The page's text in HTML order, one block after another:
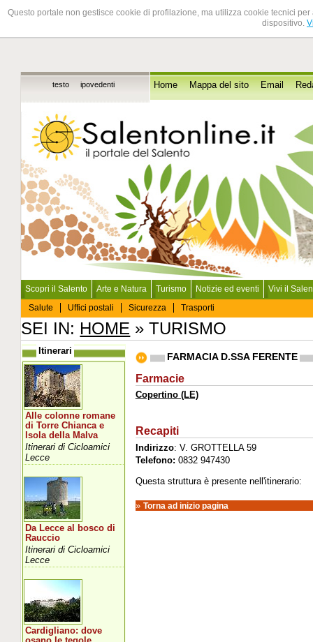
Questo portale non gestisce cookie di profilazione, ma utilizza cookie tecnici
dispositivo.
testo ipovedenti Home Mappa del sito Email
Scopri il Salento Arte e Natura Turismo Notizie ed eventi
Vivi il
Salute
Uffici postali Sicurezza Trasporti
SEI IN: HOME » TURISMO
FARMACIA D.SSA FERENTE
Farmacie
Copertino (LE)
Recapiti
Indirizzo: V. GROTTELLA 59
Telefono: 0832 947430
Questa struttura è presente nell'itinerario:
» Torna ad inizio pagina
Itinerari
Alle colonne romane
di Torre Chianca e
Isola della Malva
Itinerari di Cicloamici
Lecce
Da Lecce al bosco di
Rauccio
Itinerari di Cicloamici
Lecce
Cardigliano: dove